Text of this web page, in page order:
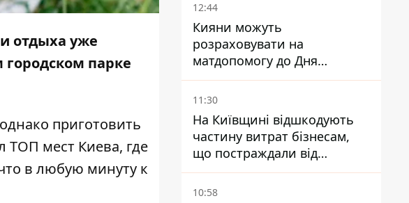
отдыха уже
парке
приготовить
ТОП мест Киева, где
в любую минуту к
12:44
Кияни можуть
розраховувати на
матдопомогу до Дня
незалежності - кому її
дадуть
11:30
На Київщині відшкодують
частину витрат бізнесам,
що постраждали від
прильотів ракет
10:58